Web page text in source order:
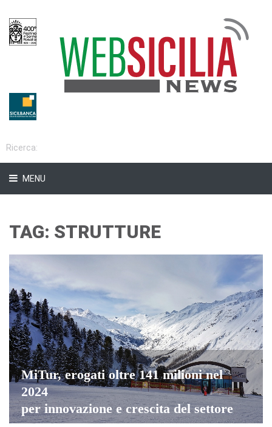
MENU
TAG: STRUTTURE
MiTur, erogati oltre 141 milioni nel
2024
per innovazione e crescita del settore